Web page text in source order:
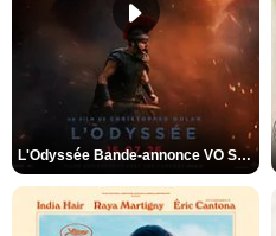
L'Odyssée Bande-annonce VO STFR